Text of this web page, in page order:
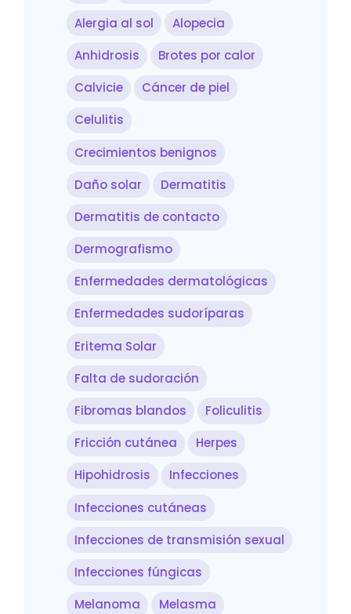
Alergia al sol
Alopecia
Anhidrosis
Brotes por calor
Calvicie
Cáncer de piel
Celulitis
Crecimientos benignos
Daño solar
Dermatitis
Dermatitis de contacto
Dermografismo
Enfermedades dermatológicas
Enfermedades sudoríparas
Eritema Solar
Falta de sudoración
Fibromas blandos
Foliculitis
Fricción cutánea
Herpes
Hipohidrosis
Infecciones
Infecciones cutáneas
Infecciones de transmisión sexual
Infecciones fúngicas
Melanoma
Melasma